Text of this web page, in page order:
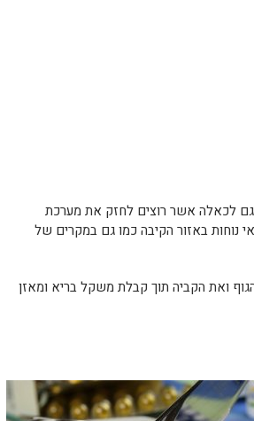
לכאלה אשר רוצים לחזק את מערכת
נוחות באזור הקיבה כמו גם במקרים של
ואת הקביה תוך קבלת משקל בריא ומאזן